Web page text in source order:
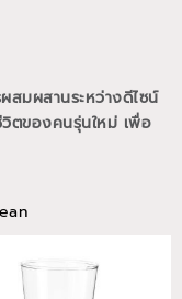
มผสานระหว่างดีไซน์
ตของคนรุ่นใหม่ เพื่อ